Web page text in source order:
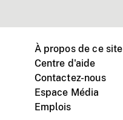
À propos de ce site
Centre d'aide
Contactez-nous
Espace Média
Emplois